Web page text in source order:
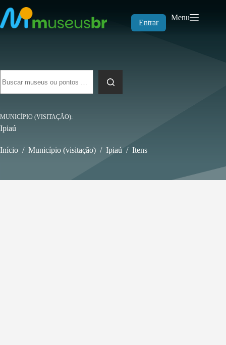
para
o
conteúdo
Entrar
Menu
resultados
MUNICÍPIO (VISITAÇÃO)
Ipiaú
Início / Município (visitação) / Ipiaú / Itens